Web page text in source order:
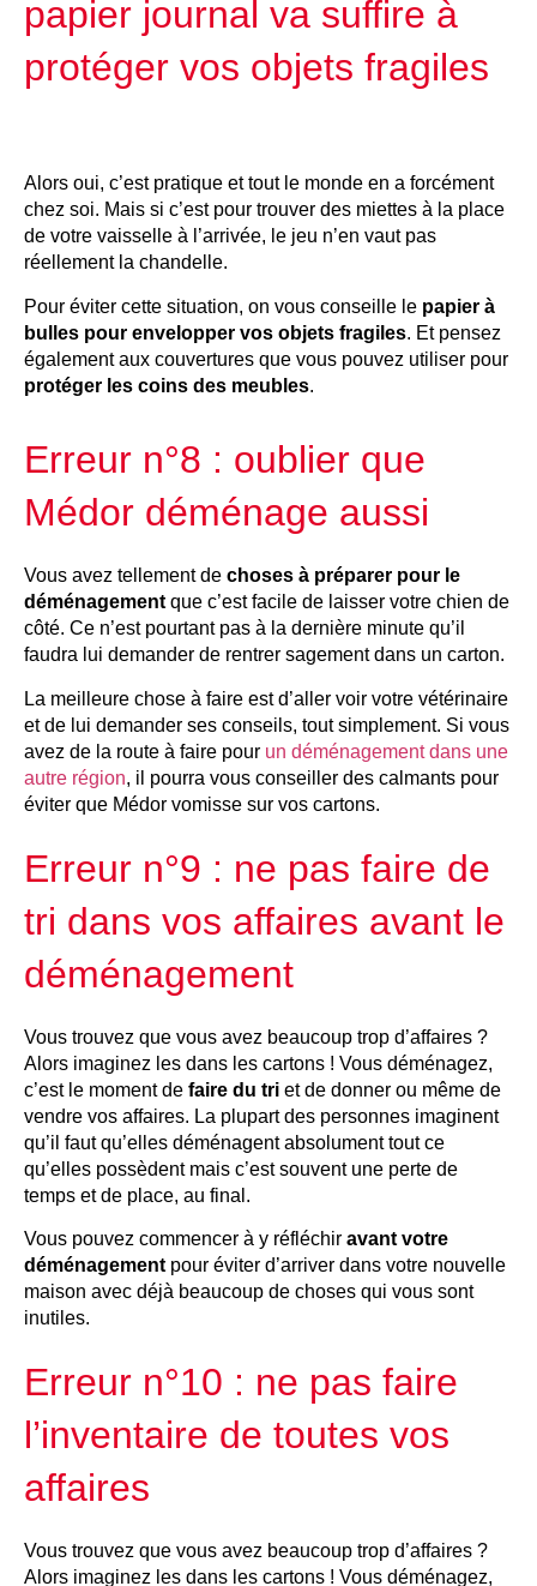
papier journal va suffire à
protéger vos objets fragiles
Alors oui, c’est pratique et tout le monde en a forcément
chez soi. Mais si c’est pour trouver des miettes à la place
de votre vaisselle à l’arrivée, le jeu n’en vaut pas
réellement la chandelle.
Pour éviter cette situation, on vous conseille le papier à
bulles pour envelopper vos objets fragiles. Et pensez
également aux couvertures que vous pouvez utiliser pour
protéger les coins des meubles.
Erreur n°8 : oublier que
Médor déménage aussi
Vous avez tellement de choses à préparer pour le
déménagement que c’est facile de laisser votre chien de
côté. Ce n’est pourtant pas à la dernière minute qu’il
faudra lui demander de rentrer sagement dans un carton.
La meilleure chose à faire est d’aller voir votre vétérinaire
et de lui demander ses conseils, tout simplement. Si vous
avez de la route à faire pour un déménagement dans une
autre région, il pourra vous conseiller des calmants pour
éviter que Médor vomisse sur vos cartons.
Erreur n°9 : ne pas faire de
tri dans vos affaires avant le
déménagement
Vous trouvez que vous avez beaucoup trop d’affaires ?
Alors imaginez les dans les cartons ! Vous déménagez,
c’est le moment de faire du tri et de donner ou même de
vendre vos affaires. La plupart des personnes imaginent
qu’il faut qu’elles déménagent absolument tout ce
qu’elles possèdent mais c’est souvent une perte de
temps et de place, au final.
Vous pouvez commencer à y réfléchir avant votre
déménagement pour éviter d’arriver dans votre nouvelle
maison avec déjà beaucoup de choses qui vous sont
inutiles.
Erreur n°10 : ne pas faire
l’inventaire de toutes vos
affaires
Vous trouvez que vous avez beaucoup trop d’affaires ?
Alors imaginez les dans les cartons ! Vous déménagez,